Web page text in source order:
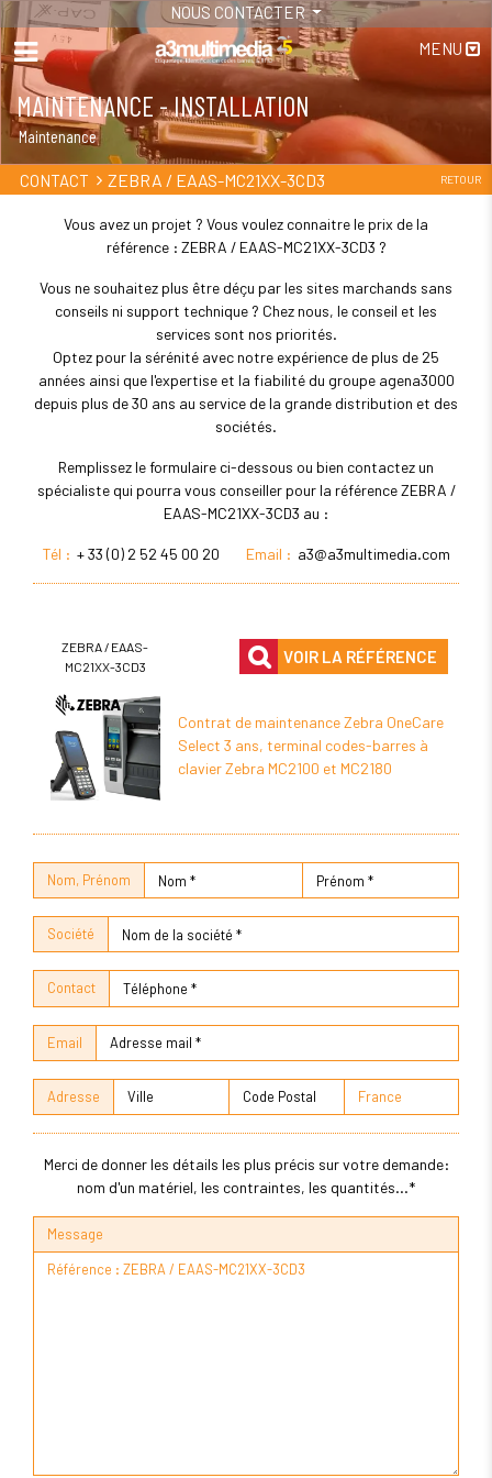
NOUS CONTACTER
MENU
MAINTENANCE - INSTALLATION
Maintenance
CONTACT ZEBRA / EAAS-MC21XX-3CD3 RETOUR
Vous avez un projet ? Vous voulez connaitre le prix de la
référence : ZEBRA / EAAS-MC21XX-3CD3 ?
Vous ne souhaitez plus être déçu par les sites marchands sans
conseils ni support technique ? Chez nous, le conseil et les
services sont nos priorités.
Optez pour la sérénité avec notre expérience de plus de 25
années ainsi que l'expertise et la fiabilité du groupe agena3000
depuis plus de 30 ans au service de la grande distribution et des
sociétés.
Remplissez le formulaire ci-dessous ou bien contactez un
spécialiste qui pourra vous conseiller pour la référence ZEBRA /
EAAS-MC21XX-3CD3 au :
Tél : + 33 (0) 2 52 45 00 20 Email : a3@a3multimedia.com
ZEBRA / EAAS-
MC21XX-3CD3
VOIR LA RÉFÉRENCE
Contrat de maintenance Zebra OneCare
Select 3 ans, terminal codes-barres à
clavier Zebra MC2100 et MC2180
Nom, Prénom
Société
Contact
Email
Adresse
Merci de donner les détails les plus précis sur votre demande:
nom d'un matériel, les contraintes, les quantités...*
Message